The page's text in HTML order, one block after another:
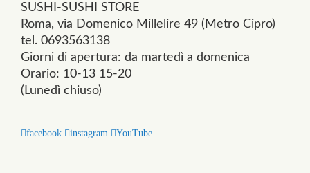
SUSHI-SUSHI STORE
Roma, via Domenico Millelire 49 (Metro Cipro)
tel. 0693563138
Giorni di apertura: da martedì a domenica
Orario: 10-13 15-20
(Lunedì chiuso)
facebook instagram YouTube